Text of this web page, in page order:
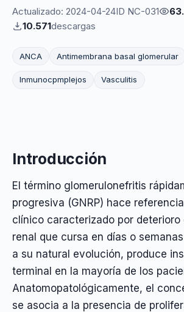
Actualizado: 2024-04-24ID NC-031
10.571descargas
ANCA Antimembrana basal glomerular
Inmunocpmplejos Vasculitis
Introducción
El término glomerulonefritis
progresiva (GNRP) hace
clínico caracterizado por deterioro
renal que cursa en días o
a su natural evolución, produce
terminal en la mayoría de los
Anatomopatológicamente, el
se asocia a la presencia de